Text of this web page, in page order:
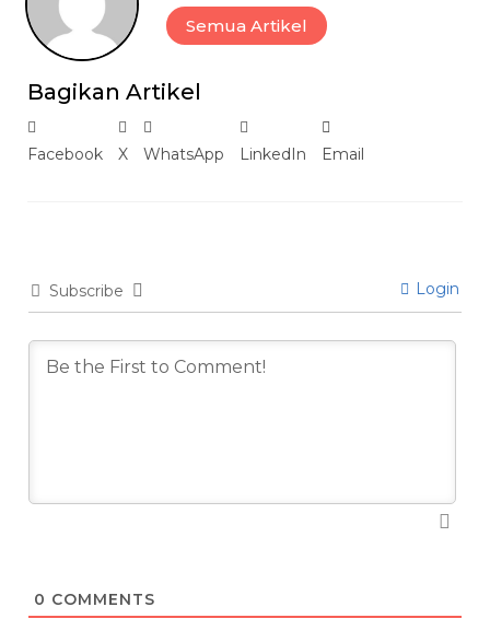
Semua Artikel
Bagikan Artikel
Facebook X WhatsApp LinkedIn Email
Subscribe Login
0 COMMENTS